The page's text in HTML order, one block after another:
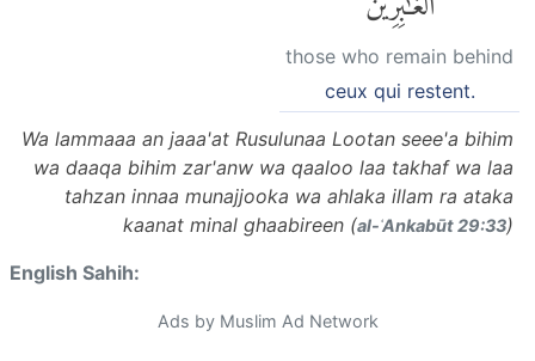
those who remain behind
ceux qui restent.
Wa lammaaa an jaaa'at Rusulunaa Lootan seee'a bihim
wa daaqa bihim zar'anw wa qaaloo laa takhaf wa laa
tahzan innaa munajjooka wa ahlaka illam ra ataka
kaanat minal ghaabireen (al-ʿAnkabūt 29:33)
English Sahih:
Ads by Muslim Ad Network